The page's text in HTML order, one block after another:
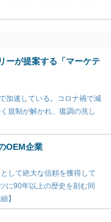
ーが提案する「マーケテ
加速している。コロナ禍で減
規制が解かれ、復調の兆し
OEM企業
して絶大な信頼を獲得して
に90年以上の歴史を刻む同
】